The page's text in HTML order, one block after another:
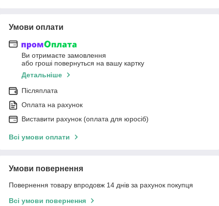
Умови оплати
Ви отримаєте замовлення
або гроші повернуться на вашу картку
Детальніше
Післяплата
Оплата на рахунок
Виставити рахунок (оплата для юросіб)
Всі умови оплати
Умови повернення
Повернення товару впродовж 14 днів за рахунок покупця
Всі умови повернення